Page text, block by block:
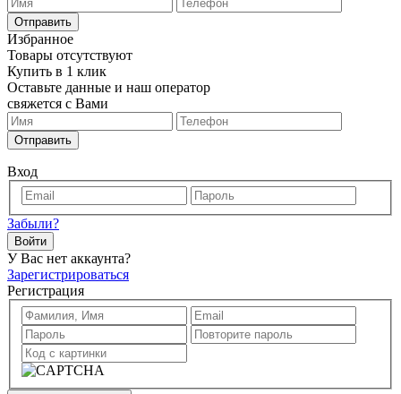
Отправить
Избранное
Товары отсутствуют
Купить в 1 клик
Оставьте данные и наш оператор
свяжется с Вами
Отправить
Вход
Забыли?
Войти
У Вас нет аккаунта?
Зарегистрироваться
Регистрация